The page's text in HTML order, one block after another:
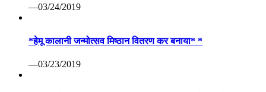
—03/24/2019
*हेमू कालानी जन्मोत्सव मिष्ठान वितरण कर बनाया* *
—03/23/2019